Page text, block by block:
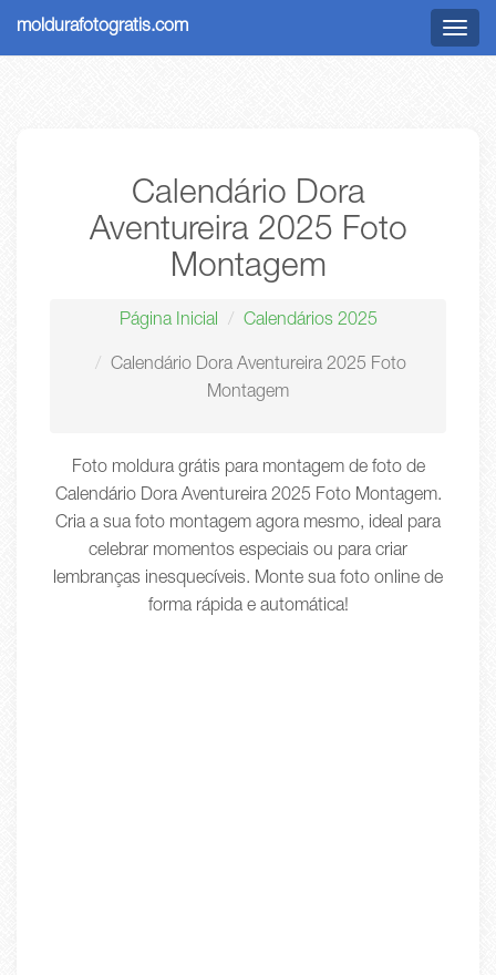
Menu
moldurafotogratis.com
Calendário Dora
Aventureira 2025 Foto
Montagem
Página Inicial Calendários 2025
Calendário Dora Aventureira 2025 Foto
Montagem
Foto moldura grátis para montagem de foto de
Calendário Dora Aventureira 2025 Foto Montagem.
Cria a sua foto montagem agora mesmo, ideal para
celebrar momentos especiais ou para criar
lembranças inesquecíveis. Monte sua foto online de
forma rápida e automática!